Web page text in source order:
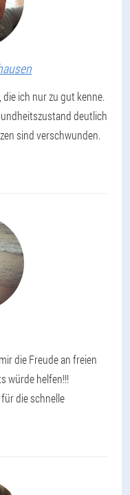
ich nur zu gut kenne.
deutlich
sind verschwunden.
die Freude an freien
würde helfen!!!
die schnelle